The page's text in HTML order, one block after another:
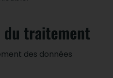
du traitement
des données